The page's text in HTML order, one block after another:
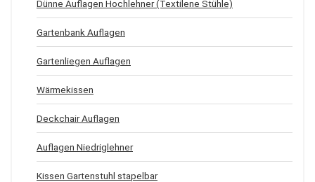
Dünne Auflagen Hochlehner (Textilene Stühle)
Gartenbank Auflagen
Gartenliegen Auflagen
Wärmekissen
Deckchair Auflagen
Auflagen Niedriglehner
Kissen Gartenstuhl stapelbar